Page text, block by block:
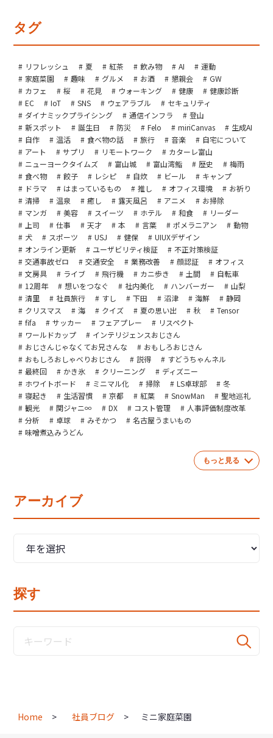
タグ
リフレッシュ 夏 紅茶 飲み物 AI
運動
家庭菜園
趣味 グルメ お酒 懇親会
GW
カフェ
桜 花見 ウォーキング 健康
健康診断
EC
IoT SNS ウェアラブル
セキュリティ
ダイナミックプライシング
通信インフラ
登山
新スポット
誕生日 防災 Felo miriCanvas
生成AI
自作
温活 食べ物の話 旅行 音楽
自宅について
アート
サプリ リモートワーク
カターレ富山
ニューヨークタイムズ
富山城 富山湾鮨 歴史
梅雨
食べ物
餃子 レシピ 自炊 ビール
キャンプ
ドラマ
はまっているもの 推し オフィス環境
お祈り
清掃
温泉 癒し 露天風呂 アニメ
お掃除
マンガ
美容 スイーツ ホテル 和食
リーダー
上司
仕事 天才 本 言葉 ポメラニアン
動物
犬
スポーツ USJ 健保
UIUXデザイン
オンライン更新
ユーザビリティ検証
不正対策検証
交通事故ゼロ
交通安全 業務改善 顔認証
オフィス
文房具
ライブ 飛行機 カニ歩き 土間
自転車
12周年
想いをつなぐ 社内美化 ハンバーガー
山梨
清里
社員旅行 すし 下田 沼津 海鮮
静岡
クリスマス
海 クイズ 夏の思い出 秋
Tensor
fifa
サッカー フェアプレー
リスペクト
ワールドカップ
インテリジェンスおじさん
おじさんじゃなくてお兄さんな
おもしろおじさん
おもしろおしゃべりおじさん
説得
すどうちゃんネル
最終回
かき氷 クリーニング
ディズニー
ホワイトボード
ミニマル化 掃除 LS卓球部
冬
寝起き
生活習慣 京都 紅葉 SnowMan
聖地巡礼
観光
関ジャニ∞ DX コスト管理
人事評価制度改革
分析
卓球 みそかつ
名古屋うまいもの
味噌煮込みうどん
もっと見る
アーカイブ
探す
Home 社員ブログ ミニ家庭菜園